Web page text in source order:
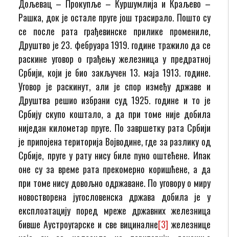
Дољевац – Прокупље – Куршумлија и Краљево –
Рашка, док је остале пруге још трасирало. Пошто су
се после рата грађевинске прилике промениле,
Друштво је 23. фебруара 1919. године тражило да се
раскине уговор о грађењу железница у предратној
Србији, који је био закључен 13. маја 1913. године.
Уговор је раскинут, али је спор између државе и
Друштва решио избрани суд 1925. године и то је
Србију скупо коштало, а да при томе није добила
ниједан километар пруге. По завршетку рата Србији
је припојена територија Војводине, где за разлику од
Србије, пруге у рату нису биле пуно оштећене. Ипак
оне су за време рата прекомерно коришћене, а да
при томе нису довољно одржаване. По уговору о миру
новостворена југословенска држава добила је у
експлоатацију поред мреже државних железница
бивше Аустроугарске и све вициналне[3] железнице